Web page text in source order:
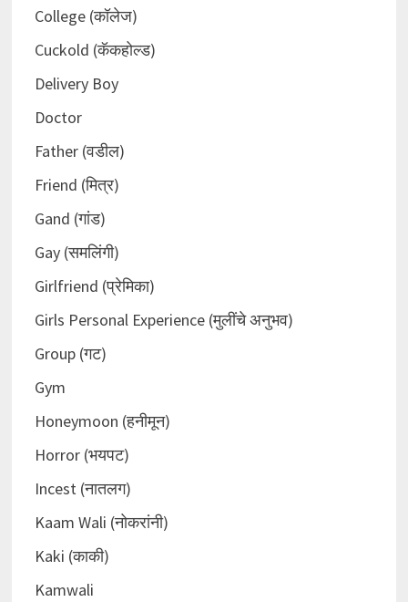
College (कॉलेज)
Cuckold (कॅकहोल्ड)
Delivery Boy
Doctor
Father (वडील)
Friend (मित्र)
Gand (गांड)
Gay (समलिंगी)
Girlfriend (प्रेमिका)
Girls Personal Experience (मुलींचे अनुभव)
Group (गट)
Gym
Honeymoon (हनीमून)
Horror (भयपट)
Incest (नातलग)
Kaam Wali (नोकरांनी)
Kaki (काकी)
Kamwali